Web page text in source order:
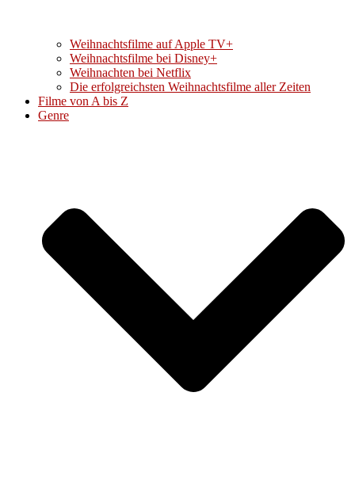
Weihnachtsfilme auf Apple TV+
Weihnachtsfilme bei Disney+
Weihnachten bei Netflix
Die erfolgreichsten Weihnachtsfilme aller Zeiten
Filme von A bis Z
Genre